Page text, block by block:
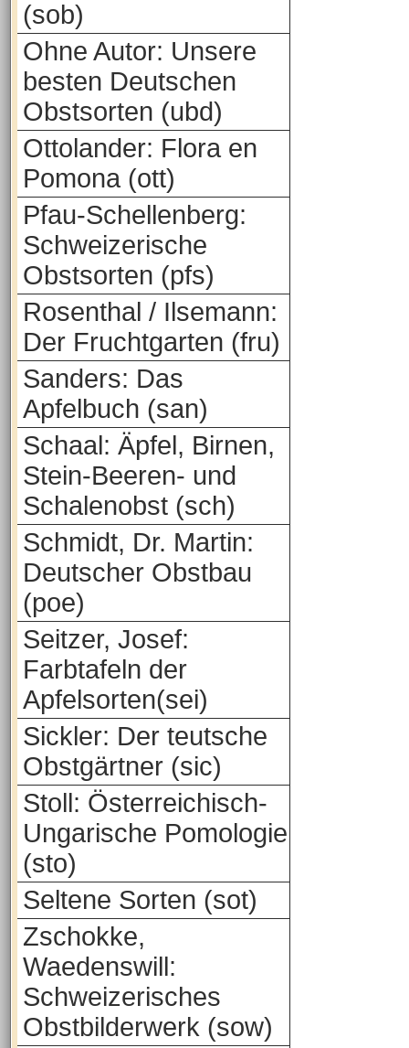
(sob)
Ohne Autor: Unsere
besten Deutschen
Obstsorten (ubd)
Ottolander: Flora en
Pomona (ott)
Pfau-Schellenberg:
Schweizerische
Obstsorten (pfs)
Rosenthal / Ilsemann:
Der Fruchtgarten (fru)
Sanders: Das
Apfelbuch (san)
Schaal: Äpfel, Birnen,
Stein-Beeren- und
Schalenobst (sch)
Schmidt, Dr. Martin:
Deutscher Obstbau
(poe)
Seitzer, Josef:
Farbtafeln der
Apfelsorten(sei)
Sickler: Der teutsche
Obstgärtner (sic)
Stoll: Österreichisch-
Ungarische Pomologie
(sto)
Seltene Sorten (sot)
Zschokke,
Waedenswill:
Schweizerisches
Obstbilderwerk (sow)